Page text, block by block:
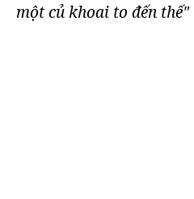
một củ khoai to đến thế"